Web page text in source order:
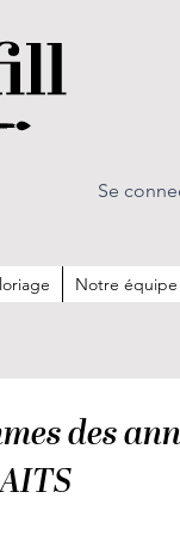
Se
Notre équipe
des